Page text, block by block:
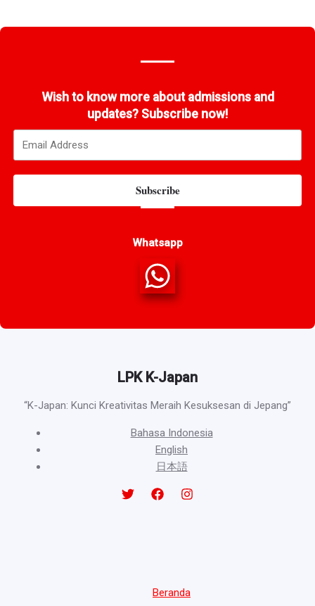
Wish to know more about admissions and
updates? Subscribe now!
Subscribe
Whatsapp
LPK K-Japan
“K-Japan: Kunci Kreativitas Meraih Kesuksesan di Jepang”
Bahasa Indonesia
English
日本語
Beranda